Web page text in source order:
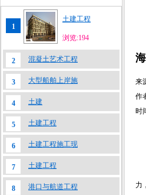
1
土建工程
浏览:194
2 混凝土艺术工程
3 大型船舶上岸施
4 土建
5 土建工程
6 土建工程施工现
7 土建工程
8 港口与航道工程
来
作
时
力